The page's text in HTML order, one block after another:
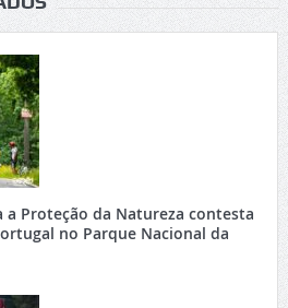
a Proteção da Natureza contesta
no Parque Nacional da